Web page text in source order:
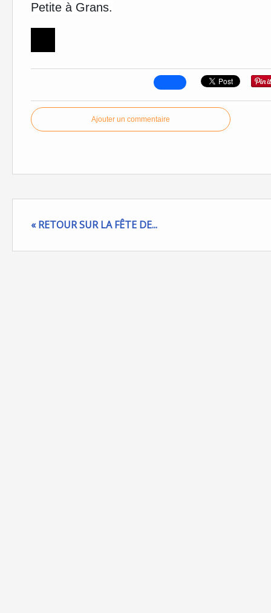
Petite à Grans.
Ajouter un commentaire
« RETOUR SUR LA FÊTE DE...